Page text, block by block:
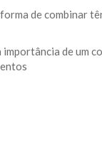
de combinar
importância de um